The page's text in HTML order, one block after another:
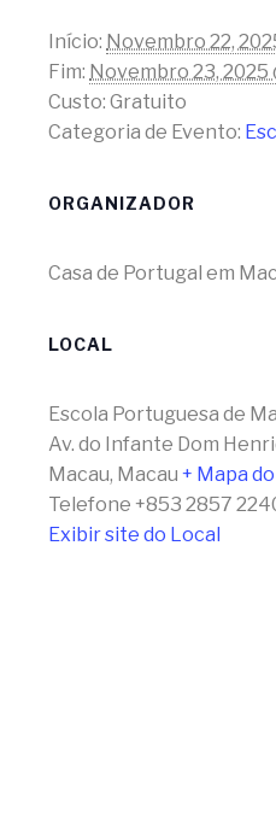
Início: Novembro 22,
Fim: Novembro 23, 2025
Custo: Gratuito
Categoria de Evento:
ORGANIZADOR
Casa de Portugal em
LOCAL
Escola Portuguesa de
Av. do Infante Dom
Macau, Macau + Mapa
Telefone +853 2857
Exibir site do Local